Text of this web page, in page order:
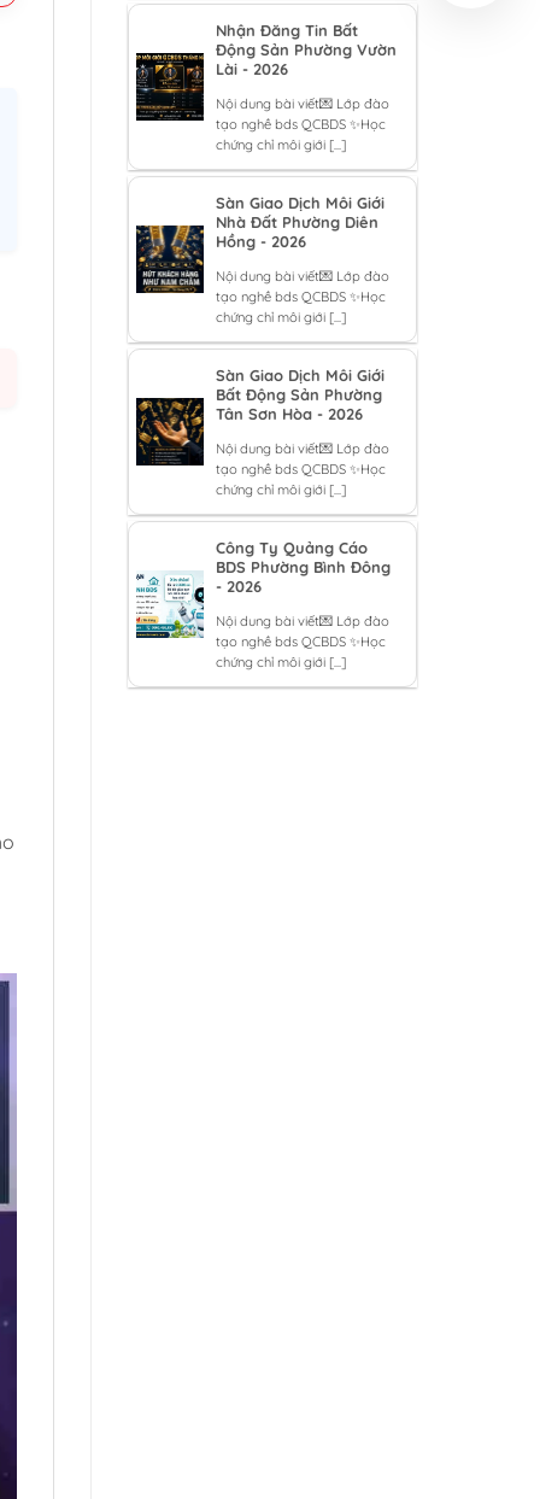
Nhận Đăng Tin Bất
Động Sản Phường Vườn
Lài - 2026
Nội dung bài viết💌 Lớp đào
tạo nghề bds QCBDS ✨Học
chứng chỉ môi giới [...]
Sàn Giao Dịch Môi Giới
Nhà Đất Phường Diên
Hồng - 2026
Nội dung bài viết💌 Lớp đào
tạo nghề bds QCBDS ✨Học
chứng chỉ môi giới [...]
Sàn Giao Dịch Môi Giới
Bất Động Sản Phường
Tân Sơn Hòa - 2026
Nội dung bài viết💌 Lớp đào
tạo nghề bds QCBDS ✨Học
chứng chỉ môi giới [...]
Công Ty Quảng Cáo
BDS Phường Bình Đông
- 2026
Nội dung bài viết💌 Lớp đào
tạo nghề bds QCBDS ✨Học
chứng chỉ môi giới [...]